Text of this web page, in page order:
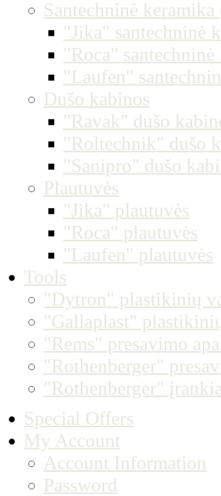
Santechninė
"Jika" santechninė
"Roca"
"Laufen"
Dušo kabinos
"Ravak" dušo
"Roltechnik" dušo
"Sanipro" dušo
Plautuvės
"Jika" plautuvės
"Roca" plautuvės
"Laufen" plautuvės
Tools
"Dytron" plastikinių
"Gallaplast"
"Rems" presavimo
"Rothenberger"
"Rothenberger"
Special Offers
My Account
Account Information
Password